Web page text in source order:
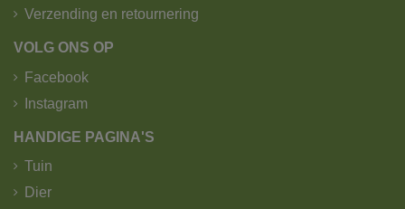
Verzending en retournering
VOLG ONS OP
Facebook
Instagram
HANDIGE PAGINA'S
Tuin
Dier